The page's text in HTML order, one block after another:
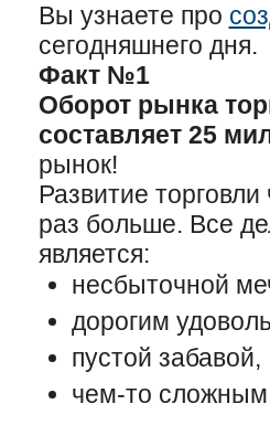
Вы узнаете про
сегодняшнего дня.
Факт №1
Оборот рынка
составляет 25
рынок!
Развитие
раз больше. Все
является:
несбыточной
дорогим
пустой забавой,
чем-то